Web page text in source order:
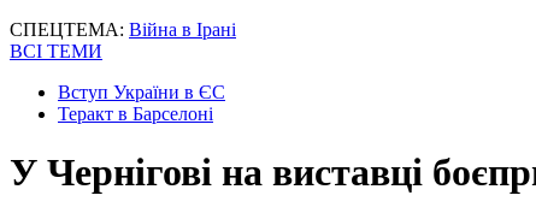
СПЕЦТЕМА: Війна в Ірані
ВСІ ТЕМИ
Вступ України в ЄС
Теракт в Барселоні
У Чернігові на виставці